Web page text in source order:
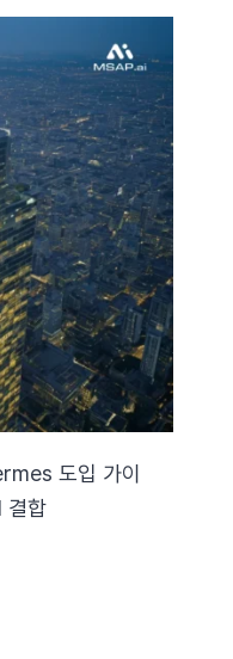
도입 가이
합